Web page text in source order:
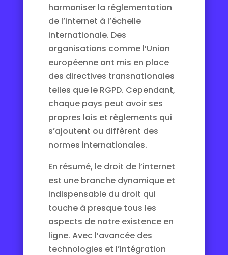
harmoniser la réglementation
de l’internet à l’échelle
internationale. Des
organisations comme l’Union
européenne ont mis en place
des directives transnationales
telles que le RGPD. Cependant,
chaque pays peut avoir ses
propres lois et règlements qui
s’ajoutent ou diffèrent des
normes internationales.
En résumé, le droit de l’internet
est une branche dynamique et
indispensable du droit qui
touche à presque tous les
aspects de notre existence en
ligne. Avec l’avancée des
technologies et l’intégration